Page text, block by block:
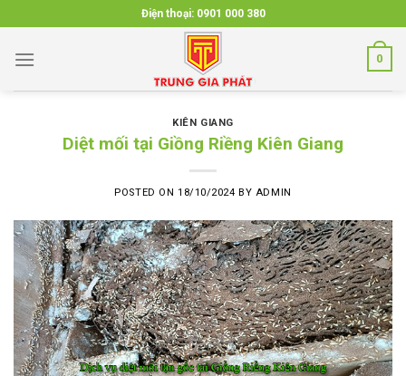
to
content
Điện thoại: 0901 000 380
0
KIÊN GIANG
Diệt mối tại Giồng Riềng Kiên Giang
POSTED ON 18/10/2024 BY ADMIN